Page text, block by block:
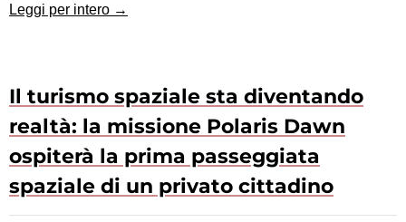
Leggi per intero →
Il turismo spaziale sta diventando
realtà: la missione Polaris Dawn
ospiterà la prima passeggiata
spaziale di un privato cittadino